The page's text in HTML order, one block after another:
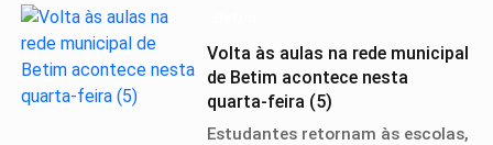
Volta às aulas na rede municipal
de Betim acontece nesta
quarta-feira (5)
Estudantes retornam às escolas,